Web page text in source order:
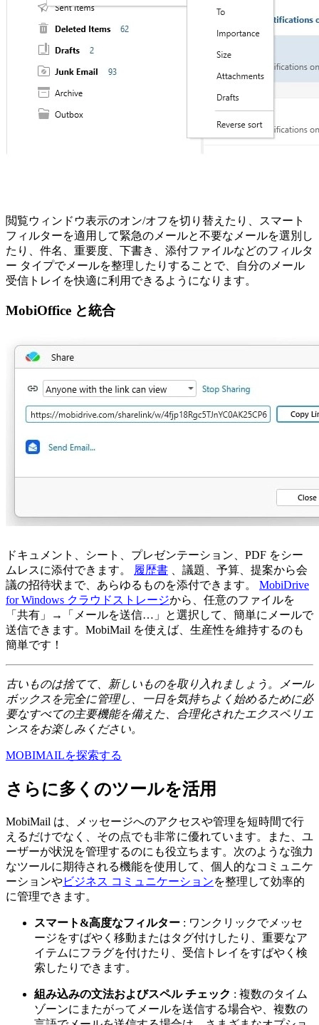
閲覧ウィンドウ表示のオン/オフを切り替えたり、スマート
フィルターを適用して緊急のメールと不要なメールを選別し
たり、件名、重要度、下書き、添付ファイルなどのフィルタ
ー タイプでメールを整理したりすることで、自分のメール
受信トレイを快適に利用できるようになります。
MobiOffice と統合
ドキュメント、シート、プレゼンテーション、PDF をシー
ムレスに添付できます。
履歴書 、議題、予算、提案から会
議の招待状まで、あらゆるものを添付できます。 MobiDrive
for Windows クラウドストレージから、任意のファイルを
「共有」→「メールを送信…」と選択して、簡単にメールで
送信できます。MobiMail を使えば、生産性を維持するのも
簡単です！
古いものは捨てて、新しいものを取り入れましょう。メール
ボックスを完全に管理し、一日を気持ちよく始めるために必
要なすべての主要機能を備えた、合理化されたエクスペリエ
ンスをお楽しみください。
MOBIMAILを探索する
さらに多くのツールを活用
MobiMail は、メッセージへのアクセスや管理を短時間で行
えるだけでなく、その点でも非常に優れています。また、ユ
ーザーが状況を管理するのにも役立ちます。次のような強力
なツールに期待される機能を使用して、個人的なコミュニケ
ーションやビジネス コミュニケーションを整理して効率的
に管理できます。
スマート&高度なフィルター : ワンクリックでメッセ
ージをすばやく移動またはタグ付けしたり、重要なア
イテムにフラグを付けたり、受信トレイをすばやく検
索したりできます。
組み込みの文法およびスペル チェック : 複数のタイム
ゾーンにまたがってメールを送信する場合や、複数の